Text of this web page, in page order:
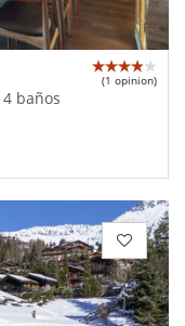
(1 opinion)
baños